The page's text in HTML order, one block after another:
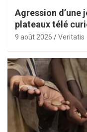
Agression d’une
plateaux télé
9 août 2026 Veritatis